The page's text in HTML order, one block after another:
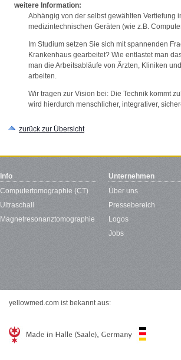
weitere Information:
Abhängig von der selbst gewählten Vertiefung
medizintechnischen Geräten (wie z.B.
Im Studium setzen Sie sich mit spannenden
Krankenhaus gearbeitet? Wie entlastet man
man die Arbeitsabläufe von Ärzten, Kliniken
arbeiten.
Wir tragen zur Vision bei: Die Technik kommt
wird hierdurch menschlicher, integrativer,
zurück zur Übersicht
Info
Computertomographie (CT)
Ultraschall
Magnetresonanztomographie
Unternehmen
Über uns
Pressebereich
Logos
Jobs
yellowmed.com ist bekannt aus: